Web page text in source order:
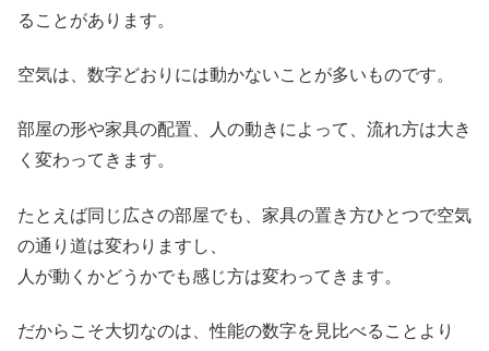
ることがあります。
空気は、数字どおりには動かないことが多いものです。
部屋の形や家具の配置、人の動きによって、流れ方は大き
く変わってきます。
たとえば同じ広さの部屋でも、家具の置き方ひとつで空気
の通り道は変わりますし、
人が動くかどうかでも感じ方は変わってきます。
だからこそ大切なのは、性能の数字を見比べることより